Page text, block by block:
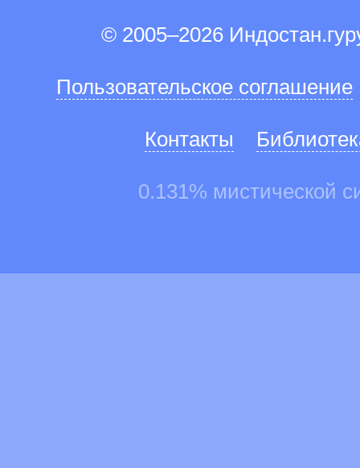
© 2005–2026
Пользовательское соглашение
Контакты
0.131% мистической